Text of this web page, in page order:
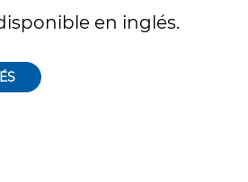
en inglés.